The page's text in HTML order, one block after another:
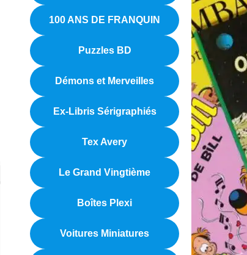
100 ANS DE FRANQUIN
Puzzles BD
Démons et Merveilles
Ex-Libris Sérigraphiés
Tex Avery
Le Grand Vingtième
Boîtes Plexi
Voitures Miniatures